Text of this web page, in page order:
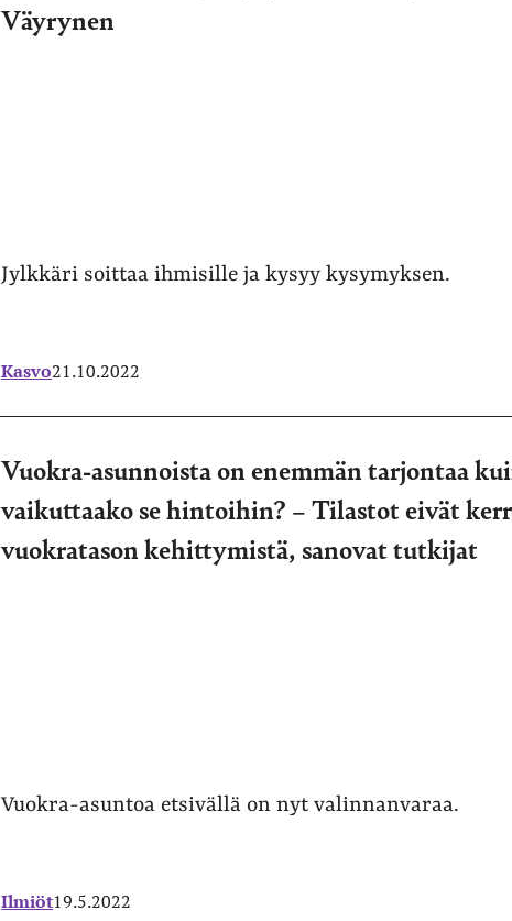
Väyrynen
Jylkkäri soittaa ihmisille ja kysyy kysymyksen.
Kasvo21.10.2022
Vuokra-asunnoista on enemmän tarjontaa
vaikuttaako se hintoihin? – Tilastot eivät
vuokratason kehittymistä, sanovat tutkijat
Vuokra-asuntoa etsivällä on nyt valinnanvaraa.
Ilmiöt19.5.2022